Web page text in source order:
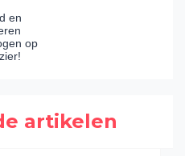
en
op
artikelen